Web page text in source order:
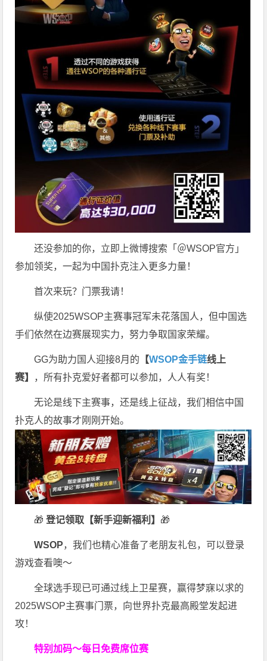
还没参加的你，立即上微博搜索「＠WSOP官方」
参加领奖，一起为中国扑克注入更多力量！
首次来玩？门票我请！
纵使2025WSOP主赛事冠军未花落国人，但中国选
手们依然在边赛展现实力，努力争取国家荣耀。
GG为助力国人迎接8月的 【WSOP金手链线上
赛】 ， 所有扑克爱好者都可以参加，人人有奖！
无论是线下主赛事，还是线上征战，我们相信中国
扑克人的故事才刚刚开始。
🎁 登记领取【新手迎新福利】 🎁
WSOP，我们也精心准备了老朋友礼包，可以登录
游戏查看噢～
全球选手现已可通过线上卫星赛，赢得梦寐以求的
2025WSOP主赛事门票，向世界扑克最高殿堂发起进
攻！
特别加码～每日免费席位赛